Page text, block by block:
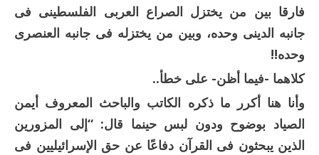
فارقا بين من يختزل الصراع العربى الفلسطينى فى
جانبه الدينى وحده، وبين من يختزله فى جانبه العنصرى
وحده!!
كلاهما -فيما أظن- على خطأ..
وأنا هنا أكرر ما ذكره الكاتب والباحث المعروف أيمن
الصياد بوضوح ودون لبس حينما قال: “إلى المزورين
الذين يبحثون فى القرآن دفاعًا عن حق الإسرائيليين فى